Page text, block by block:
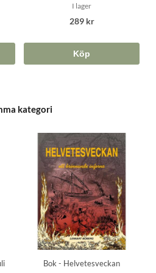
I lager
289 kr
Köp
kategori
Bok - Helvetesveckan